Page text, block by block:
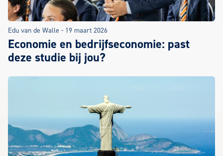
Edu van de Walle - 19 maart 2026
Economie en bedrijfseconomie: past
deze studie bij jou?